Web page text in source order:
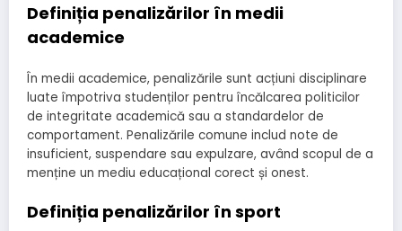
Definiția penalizărilor în medii
academice
În medii academice, penalizările sunt acțiuni disciplinare
luate împotriva studenților pentru încălcarea politicilor
de integritate academică sau a standardelor de
comportament. Penalizările comune includ note de
insuficient, suspendare sau expulzare, având scopul de a
menține un mediu educațional corect și onest.
Definiția penalizărilor în sport